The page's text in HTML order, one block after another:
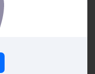
sono scritte da
sono stati redatti da
recensore. Leggete